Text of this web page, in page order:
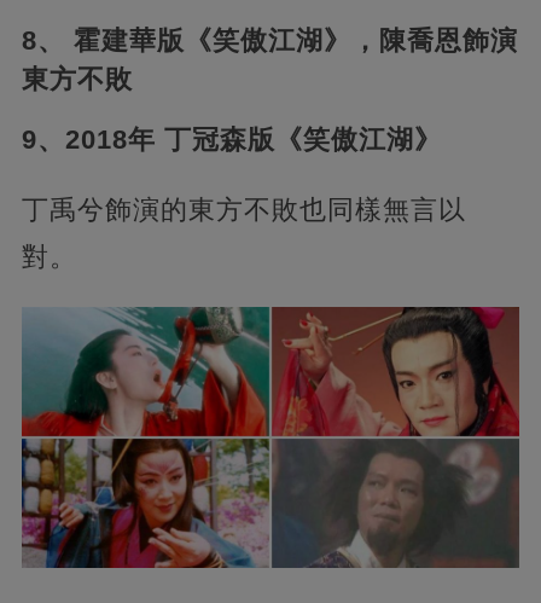
8、 霍建華版《笑傲江湖》，陳喬恩飾演
東方不敗
9、2018年 丁冠森版《笑傲江湖》
丁禹兮飾演的東方不敗也同樣無言以
對。